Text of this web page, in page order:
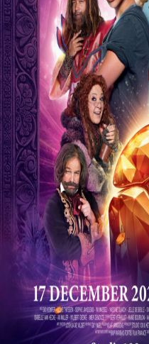
Over KFD
Professional